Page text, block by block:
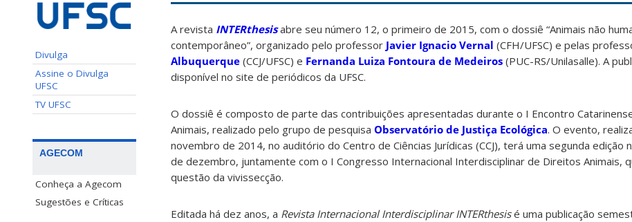
Divulga
Assine o Divulga
UFSC
TV UFSC
AGECOM
Conheça a Agecom
Sugestões e Críticas
A revista INTERthesisabre seu número 12, o primeiro de 2015, com o dossiê “Animais não
contemporâneo”, organizado pelo professor Javier Ignacio Vernal (CFH/UFSC) e pelas
Albuquerque (CCJ/UFSC) e Fernanda Luiza Fontoura de Medeiros (PUC-RS/Unilasalle). A
disponível no site de periódicos da UFSC.
O dossiê é composto de parte das contribuições apresentadas durante o I Encontro
Animais, realizado pelo grupo de pesquisa Observatório de Justiça Ecológica. O evento,
novembro de 2014, no auditório do Centro de Ciências Jurídicas (CCJ), terá uma segunda edição
de dezembro, juntamente com o I Congresso Internacional Interdisciplinar de Direitos Animais,
questão da vivissecção.
Editada há dez anos, a Revista Internacional Interdisciplinar INTERthesisé uma publicação